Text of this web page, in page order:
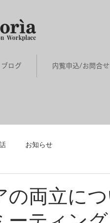
Workplace
ブログ 内覧申込/お問合
お知らせ
の両立に